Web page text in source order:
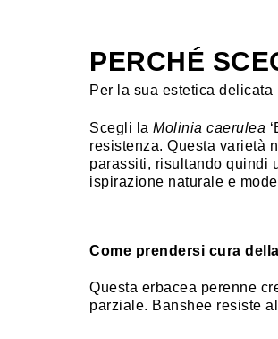
PERCHÉ
Per la sua estetica delicata
Scegli la Molinia caerulea
resistenza. Questa varietà
parassiti, risultando quindi
ispirazione naturale e
Come prendersi cura
Questa erbacea perenne
parziale. Banshee resiste